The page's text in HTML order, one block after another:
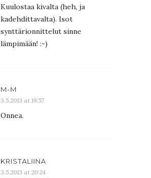
Kuulostaa kivalta (heh, ja
kadehdittavalta). Isot
synttärionnittelut sinne
lämpimään! :-)
M-M
3.5.2013 at 19:57
Onnea.
KRISTALIINA
3.5.2013 at 20:24